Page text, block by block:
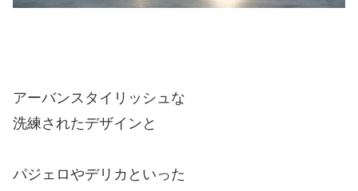
アーバンスタイリッシュな
洗練されたデザインと
パジェロやデリカといった